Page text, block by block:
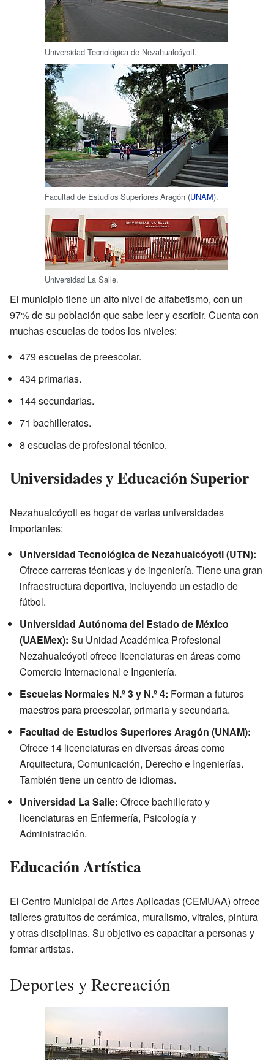
Universidad Tecnológica de Nezahualcóyotl.
Facultad de Estudios Superiores Aragón (UNAM).
Universidad La Salle.
El municipio tiene un alto nivel de alfabetismo, con un
97% de su población que sabe leer y escribir. Cuenta con
muchas escuelas de todos los niveles:
479 escuelas de preescolar.
434 primarias.
144 secundarias.
71 bachilleratos.
8 escuelas de profesional técnico.
Universidades y Educación Superior
Nezahualcóyotl es hogar de varias universidades
importantes:
Universidad Tecnológica de Nezahualcóyotl (UTN):
Ofrece carreras técnicas y de ingeniería. Tiene una gran
infraestructura deportiva, incluyendo un estadio de
fútbol.
Universidad Autónoma del Estado de México
(UAEMex): Su Unidad Académica Profesional
Nezahualcóyotl ofrece licenciaturas en áreas como
Comercio Internacional e Ingeniería.
Escuelas Normales N.º 3 y N.º 4: Forman a futuros
maestros para preescolar, primaria y secundaria.
Facultad de Estudios Superiores Aragón (UNAM):
Ofrece 14 licenciaturas en diversas áreas como
Arquitectura, Comunicación, Derecho e Ingenierías.
También tiene un centro de idiomas.
Universidad La Salle: Ofrece bachillerato y
licenciaturas en Enfermería, Psicología y
Administración.
Educación Artística
El Centro Municipal de Artes Aplicadas (CEMUAA) ofrece
talleres gratuitos de cerámica, muralismo, vitrales, pintura
y otras disciplinas. Su objetivo es capacitar a personas y
formar artistas.
Deportes y Recreación